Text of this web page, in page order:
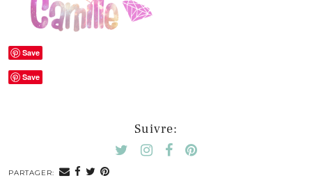
Save
Save
Suivre:
PARTAGER: